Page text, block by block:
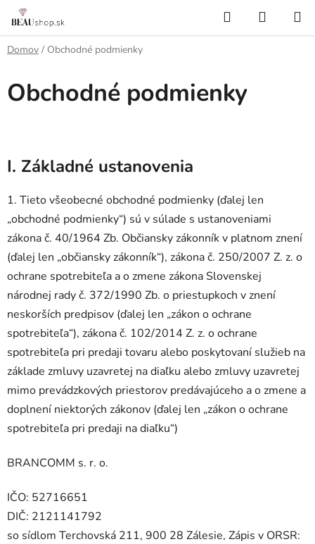
Prejsť
obsah
Hľadať
KOŠÍK
Domov / Obchodné podmienky
Obchodné podmienky
I. Základné ustanovenia
1. Tieto všeobecné obchodné podmienky (ďalej len
„obchodné podmienky“) sú v súlade s ustanoveniami
zákona č. 40/1964 Zb. Občiansky zákonník v platnom znení
(ďalej len „občiansky zákonník“), zákona č. 250/2007 Z. z. o
ochrane spotrebiteľa a o zmene zákona Slovenskej
národnej rady č. 372/1990 Zb. o priestupkoch v znení
neskorších predpisov (ďalej len „zákon o ochrane
spotrebiteľa“), zákona č. 102/2014 Z. z. o ochrane
spotrebiteľa pri predaji tovaru alebo poskytovaní služieb na
základe zmluvy uzavretej na diaľku alebo zmluvy uzavretej
mimo prevádzkových priestorov predávajúceho a o zmene a
doplnení niektorých zákonov (ďalej len „zákon o ochrane
spotrebiteľa pri predaji na diaľku“)
BRANCOMM s. r. o.
IČO: 52716651
DIČ: 2121141792
so sídlom Terchovská 211, 900 28 Zálesie, Zápis v ORSR: